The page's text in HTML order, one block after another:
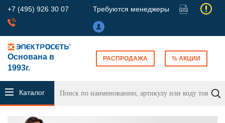
+7 (495) 926 30 07 Требуются менеджеры
Основана в
1993г.
РАСПРОДАЖА % АКЦИИ
Каталог
продукции